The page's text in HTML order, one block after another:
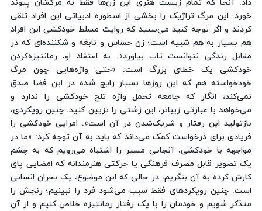
داد. آنجا که تمام زیست هنری این زن‌ها فقط به مرگشان پیوند
خورد. این مرگ تراژیک را بخشی از اسطوره ادبیاتی این افراد تلقی
کردند و اگر توجه کنید می‌بینید که روایت مسلط خودکشی این افراد
هم بسیار به هم شبیه است؛ زن حساس و نابغه و شکننده‌ای که در
مقابل زندگی نتوانست تاب بیاورد». به اعتقاد او، رمانتیزه‌کردن
خودکشی یک خطای بزرگ است: «حتی واژه‌هایی چون مرگ
خودخواسته هم که این روزها بسیار رایج شده در این فضا صدق
نمی‌کند، انگار که جامعه تحمل واژه تلخ خودکشی را ندارد و
می‌خواهد با عبارتی زیباتر، این زشتی را تزیین کنید. چنین رویکردی،
بازتولید این رفتار و شریک‌شدن در آن است». امرایی خودکشی را
فریادی برای درخواست کمک می‌داند که باید به آن توجه کرد: «ما در
مواجهه با خودکشی، آنجایی مسیر را اشتباه می‌رویم که به چشم
یک تصویر قابل مصرف فرهنگی یا حرکتی هنرمندانه که امضایی پای
کارش کرده به آن بنگریم، در حالی که این موضوع، یک بحران انسانی
است. چنین رویکردهای فقط سبب می‌شود فرد را نبینیم؛ رنجش را
متذکر شویم و خودمان را با یک رفتار رمانتیزه خلاص کنیم و از آن